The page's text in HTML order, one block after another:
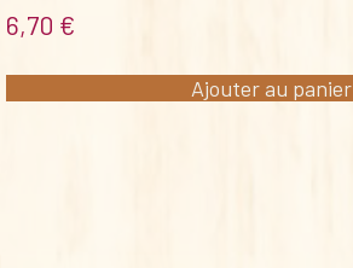
6,70 €
Ajouter au panier